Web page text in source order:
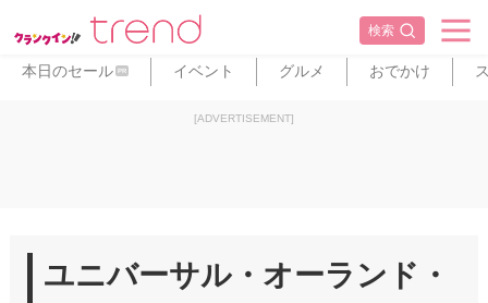
検索
本日のセール PR イベント グルメ おでかけ
[ADVERTISEMENT]
ユニバーサル・オーランド・